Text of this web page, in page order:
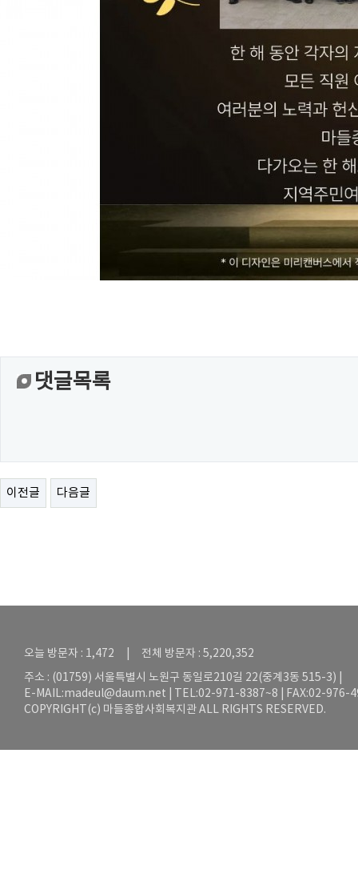
댓글목록
이전글 다음글
오늘 방문자 : 1,472 | 전체 방문자 : 5,220,352
주소 : (01759) 서울특별시 노원구 동일로210길 22(중계3동 515-3) |
E-MAIL:madeul@daum.net | TEL:02-971-8387~8 | FAX:02-976-
COPYRIGHT(c) 마들종합사회복지관 ALL RIGHTS RESERVED.